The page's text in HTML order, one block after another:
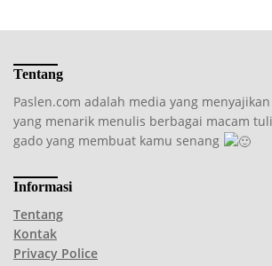
Tentang
Paslen.com adalah media yang
yang menarik menulis berbagai macam
gado yang membuat kamu senang
Informasi
Tentang
Kontak
Privacy Police